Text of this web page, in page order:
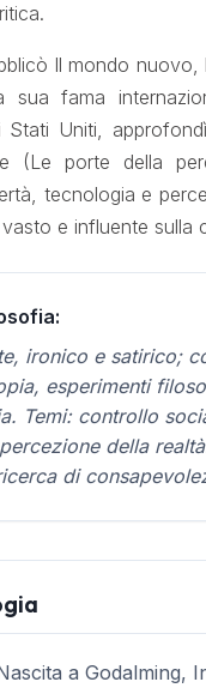
Il mondo
sua fama
Stati Uniti,
(Le porte della
tecnologia e
e influente sulla
ironico e satirico;
esperimenti
Temi: controllo
della
di
a Godalming,